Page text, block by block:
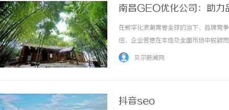
南昌GEO优化公司：助力
在数字化浪潮席卷全球的当下，品牌竞
纽，企业若想在本地及全国市场中脱颖
策略的双重驱动，让品牌在用户搜索
贝尔新闻网
抖音seo